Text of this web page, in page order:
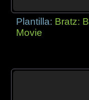
Plantilla: Bratz:
Movie